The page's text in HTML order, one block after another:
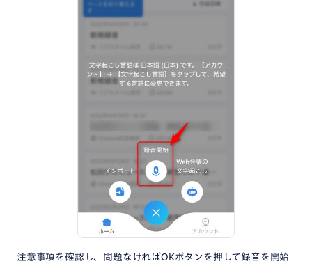
注意事項を確認し、問題なければOKボタンを押して録音を開始